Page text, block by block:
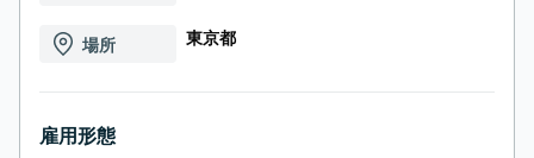
場所 東京都
雇用形態